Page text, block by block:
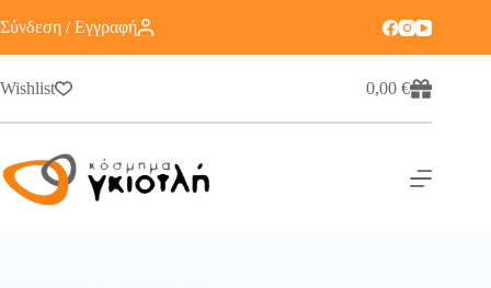
Σύνδεση / Εγγραφή
Wishlist 0,00€